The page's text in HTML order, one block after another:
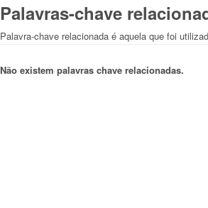
Palavras-chave
Palavra-chave relacionada é aquela que foi
Não existem palavras chave relacionadas.